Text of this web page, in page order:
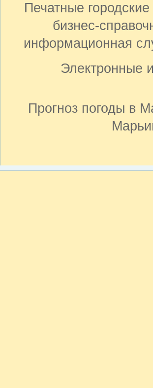
Печатные
бизнес-
информационная
Электронные
Прогноз погоды в